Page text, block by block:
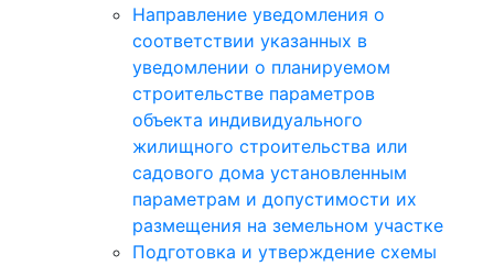
Направление уведомления о
соответствии указанных в
уведомлении о планируемом
строительстве параметров
объекта индивидуального
жилищного строительства или
садового дома установленным
параметрам и допустимости их
размещения на земельном участке
Подготовка и утверждение схемы